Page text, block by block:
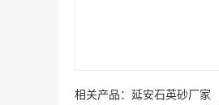
相关产品： 延安石英砂厂家